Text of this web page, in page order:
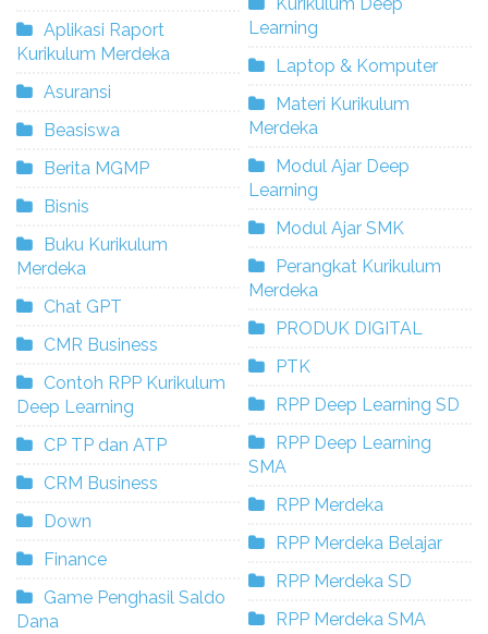
Aplikasi Raport
Kurikulum Merdeka
Asuransi
Beasiswa
Berita MGMP
Bisnis
Buku Kurikulum
Merdeka
Chat GPT
CMR Business
Contoh RPP Kurikulum
Deep Learning
CP TP dan ATP
CRM Business
Down
Finance
Game Penghasil Saldo
Dana
Kurikulum Deep
Learning
Laptop & Komputer
Materi Kurikulum
Merdeka
Modul Ajar Deep
Learning
Modul Ajar SMK
Perangkat Kurikulum
Merdeka
PRODUK DIGITAL
PTK
RPP Deep Learning SD
RPP Deep Learning
SMA
RPP Merdeka
RPP Merdeka Belajar
RPP Merdeka SD
RPP Merdeka SMA